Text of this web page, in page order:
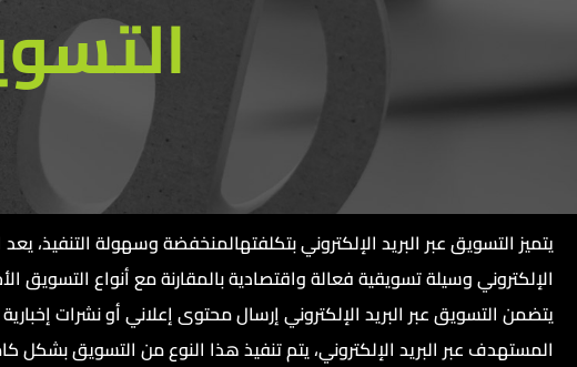
يتميز التسويق عبر البريد الإلكتروني بتكلفتهالمنخفضة وسهولة التنفيذ، يعد
الإلكتروني وسيلة تسويقية فعالة واقتصادية بالمقارنة مع أنواع التسويق
يتضمن التسويق عبر البريد الإلكتروني إرسال محتوى إعلاني أو نشرات
المستهدف عبر البريد الإلكتروني، يتم تنفيذ هذا النوع من التسويق بشكل